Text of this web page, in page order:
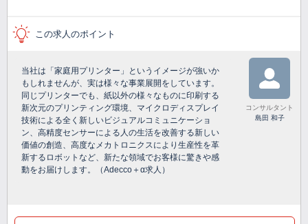
この求人のポイント
当社は「家庭用プリンター」というイメージが強いか
もしれませんが、実は様々な事業展開をしています。
同じプリンターでも、紙以外の様々なものに印刷する
新次元のプリンティング環境、マイクロディスプレイ
技術による全く新しいビジュアルコミュニケーショ
ン、高精度センサーによる人の生活を改善する新しい
価値の創造、高度なメカトロニクスにより生産性を革
新するロボットなど、新たな領域でお客様に驚きや感
動をお届けします。（Adecco＋α求人）
コンサルタント
島田 和子